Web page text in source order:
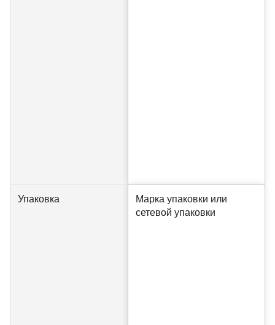
Упаковка
Марка упаковки или
сетевой упаковки